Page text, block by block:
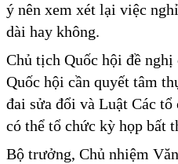
ý nên xem xét lại việc
dài hay không.
Chủ tịch Quốc hội đề nghị
Quốc hội cần quyết tâm
đai sửa đổi và Luật Các
có thể tổ chức kỳ họp bất
Bộ trưởng, Chủ nhiệm